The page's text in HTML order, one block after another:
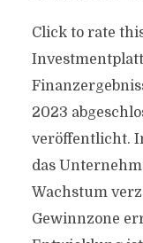
Click to rate
2023
veröffentlicht.
das
Wachstum
Gewinnzone